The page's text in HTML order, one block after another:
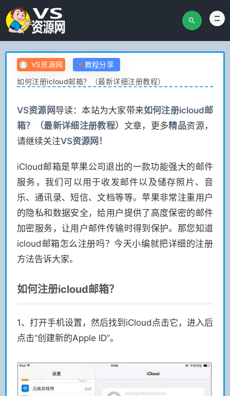
VS资源网
教程分享
如何注册icloud邮箱？（最新详细注册教程）
VS资源网 导读：本站为大家带来如何注册icloud邮
箱？（最新详细注册教程） 文章，更多精品资源，
请继续关注VS资源网！
iCloud邮箱是苹果公司退出的一款功能强大的邮件
服务，我们可以用于收发邮件以及储存照片、音
乐、通讯录、短信、文档等等。苹果非常注重用户
的隐私和数据安全，给用户提供了高度保密的邮件
加密服务，让用户邮件传输时得到保护。那您知道
icloud邮箱怎么注册吗？今天小编就把详细的注册
方法告诉大家。
如何注册icloud邮箱？
1、打开手机设置，然后找到iCloud点击它，进入后
点击“创建新的Apple ID”。